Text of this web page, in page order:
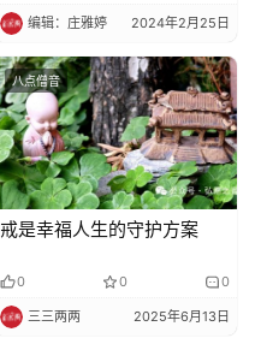
编辑：庄雅婷 2024年2月25日
八点僧音
戒是幸福人生的守护方案
0 0 0
三三两两 2025年6月13日